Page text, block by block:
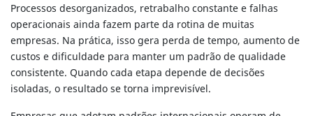
Processos desorganizados, retrabalho constante e falhas
operacionais ainda fazem parte da rotina de muitas
empresas. Na prática, isso gera perda de tempo, aumento de
custos e dificuldade para manter um padrão de qualidade
consistente. Quando cada etapa depende de decisões
isoladas, o resultado se torna imprevisível.